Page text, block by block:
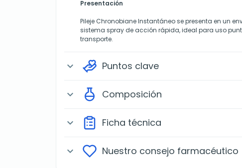
Presentación
Pileje Chronobiane Instantáneo se presenta en un
sistema spray de acción rápida, ideal para uso
transporte.
expand_more Puntos clave
expand_more Composición
expand_more Ficha técnica
expand_more Nuestro consejo farmacéutico